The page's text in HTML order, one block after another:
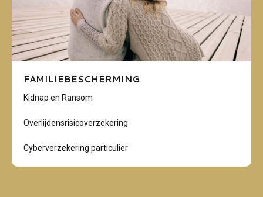
FAMILIEBESCHERMING
Kidnap en Ransom
Overlijdensrisicoverzekering
Cyberverzekering particulier